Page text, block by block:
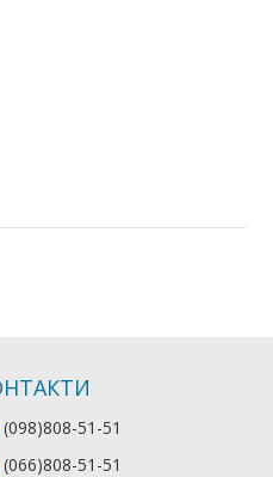
(098)808-51-51
(066)808-51-51